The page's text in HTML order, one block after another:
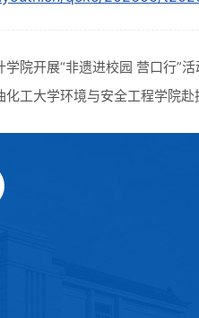
院开展“非遗进校园 营口行”活
工大学环境与安全工程学院